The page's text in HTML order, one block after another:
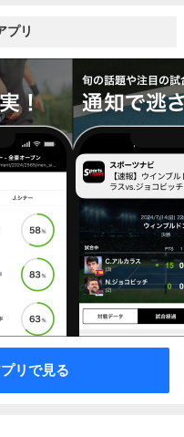
プリ
リで見る